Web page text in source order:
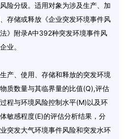
2023
2024
2024
2022
风险分级。 适用对象为涉及生产、 加
存储或释放《企业突发环境事件风
法》 附录A中392种突发环境事件风
企业。
生产、 使用 存储和释放的突发环境
物质数量与其临界量的比值(Q),评估
过程与环境风险控制水平(M)以及环
体敏感程度(E)的评估分析结果， 分
业突发大气环境事件风险和突发水环